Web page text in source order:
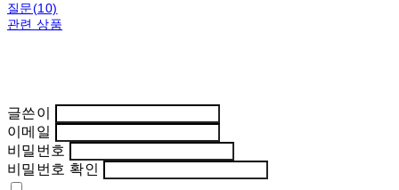
질문(10)
관련 상품
글쓴이
이메일
비밀번호
비밀번호 확인